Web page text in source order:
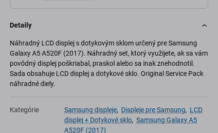
Detaily
Náhradný LCD displej s dotykovým sklom určený pre Samsung
Galaxy A5 A520F (2017). Náhradný set, ktorý využijete, ak sa vám
povôdný displej poškriabal, praskol alebo sa inak znehodnotil.
Sada obsahuje LCD displej a dotykové sklo. Original Service Pack
náhradné diely.
Kategórie Samsung displeje, Displeje pre Samsung, LCD
displej + Dotykové sklo, Samsung Galaxy A5
A520F (2017)